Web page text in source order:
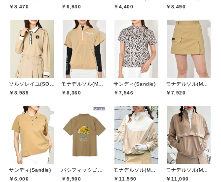
￥8,470
￥6,930
￥4,400
￥8,490
￥8,989
￥8,360
サンディ(Sandie)
￥7,546
￥7,920
サンディ(Sandie)
￥6,006
￥9,900
￥11,550
￥11,000